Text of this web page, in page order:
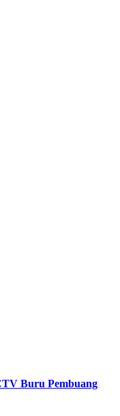
Buru Pembuang